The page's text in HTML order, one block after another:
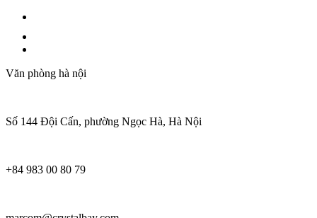
Văn phòng hà nội
Số 144 Đội Cấn, phường Ngọc Hà, Hà Nội
+84 983 00 80 79